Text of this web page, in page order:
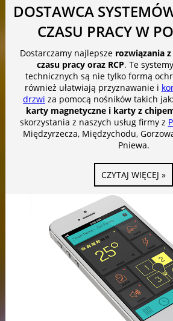
DOSTAWCA
CZASU PRACY W
Dostarczamy najlepszerozwiązania
czasu pracy oraz RCP. Te
technicznych są nie tylko formą
również ułatwiają przyznawanie i
drzwi za pomocą nośników takich
karty magnetyczne i karty z
skorzystania z naszych usług firmy z
Międzyrzecza, Międzychodu,
Pniewa.
CZYTAJ WIĘCEJ »